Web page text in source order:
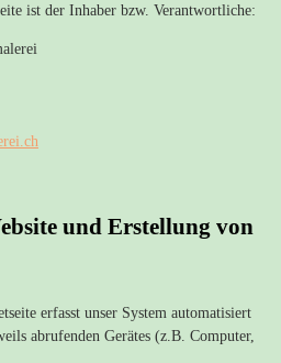
ist der Inhaber bzw. Verantwortliche:
und Erstellung von
erfasst unser System automatisiert
abrufenden Gerätes (z.B. Computer,